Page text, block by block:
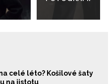
celé léto? Košilové šaty
na jistotu